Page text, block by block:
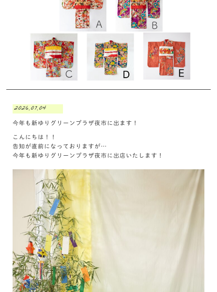
2026.07.04
今年も新ゆりグリーンプラザ夜市に出ます！
こんにちは！！
告知が直前になっておりますが…
今年も新ゆりグリーンプラザ夜市に出店いたします！